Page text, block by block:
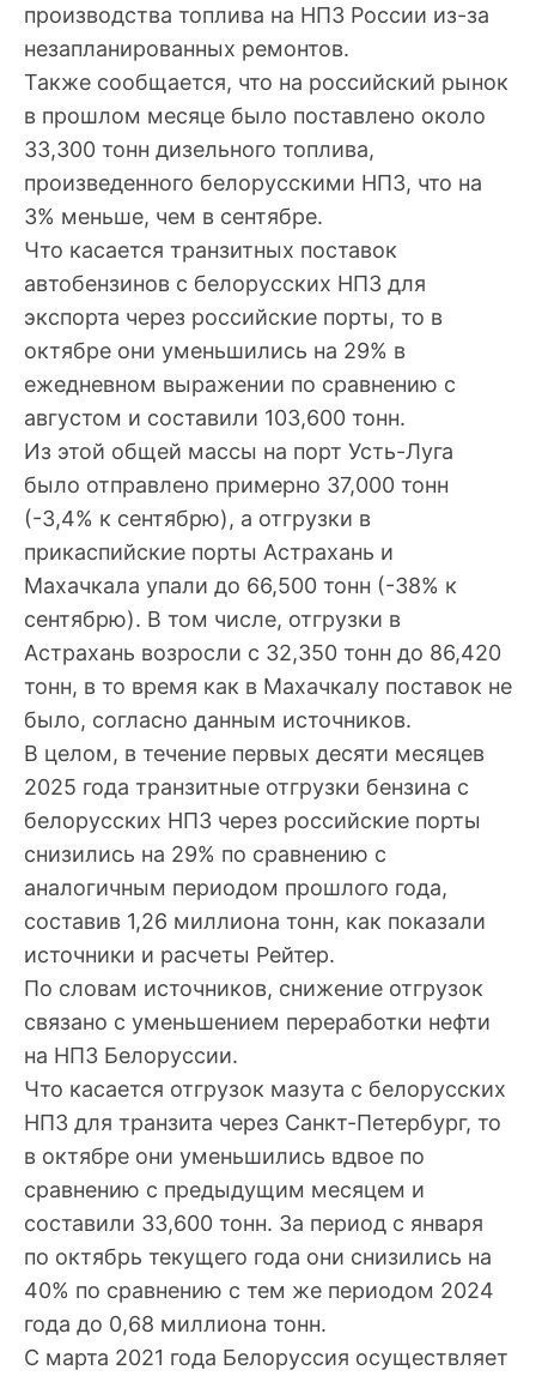
производства топлива на НПЗ России из-за
незапланированных ремонтов.
Также сообщается, что на российский рынок
в прошлом месяце было поставлено около
33,300 тонн дизельного топлива,
произведенного белорусскими НПЗ, что на
3% меньше, чем в сентябре.
Что касается транзитных поставок
автобензинов с белорусских НПЗ для
экспорта через российские порты, то в
октябре они уменьшились на 29% в
ежедневном выражении по сравнению с
августом и составили 103,600 тонн.
Из этой общей массы на порт Усть-Луга
было отправлено примерно 37,000 тонн
(-3,4% к сентябрю), а отгрузки в
прикаспийские порты Астрахань и
Махачкала упали до 66,500 тонн (-38% к
сентябрю). В том числе, отгрузки в
Астрахань возросли с 32,350 тонн до 86,420
тонн, в то время как в Махачкалу поставок не
было, согласно данным источников.
В целом, в течение первых десяти месяцев
2025 года транзитные отгрузки бензина с
белорусских НПЗ через российские порты
снизились на 29% по сравнению с
аналогичным периодом прошлого года,
составив 1,26 миллиона тонн, как показали
источники и расчеты Рейтер.
По словам источников, снижение отгрузок
связано с уменьшением переработки нефти
на НПЗ Белоруссии.
Что касается отгрузок мазута с белорусских
НПЗ для транзита через Санкт-Петербург, то
в октябре они уменьшились вдвое по
сравнению с предыдущим месяцем и
составили 33,600 тонн. За период с января
по октябрь текущего года они снизились на
40% по сравнению с тем же периодом 2024
года до 0,68 миллиона тонн.
С марта 2021 года Белоруссия осуществляет